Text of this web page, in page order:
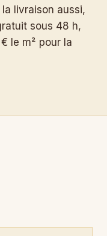
livraison aussi,
sous 48 h,
le m² pour la